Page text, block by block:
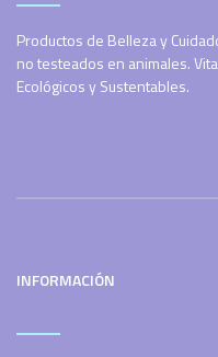
Productos de Belleza y
no testeados en animales.
Ecológicos y Sustentables.
INFORMACIÓN